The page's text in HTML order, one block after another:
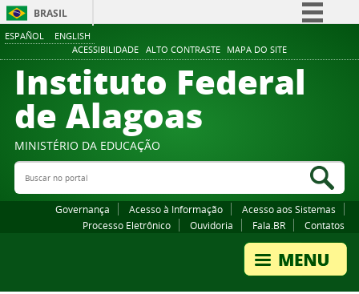
ESPAÑOL ENGLISH
ACESSIBILIDADE ALTO CONTRASTE MAPA DO SITE
BRASIL
Comunica BR
Participe
Canais
Instituto Federal
de Alagoas
MINISTÉRIO DA EDUCAÇÃO
Buscar no portal
Governança Acesso à Informação
Acesso aos Sistemas
Processo Eletrônico
Ouvidoria Fala.BR Contatos